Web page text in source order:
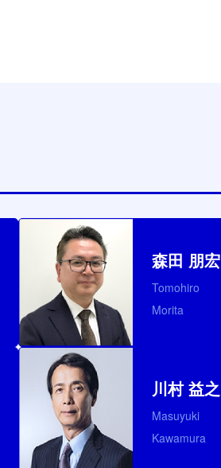
森田 朋宏
Tomohiro
Morita
川村 益之
Masuyuki
Kawamura